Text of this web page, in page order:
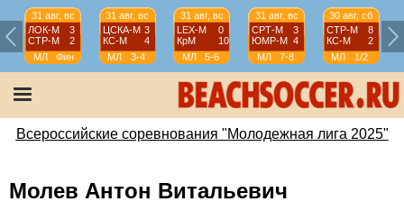
31 авг, вс
ЛОК-М
3
СТР-М
2
МЛ
Фин
31 авг, вс
ЦСКА-М 3
КС-М
4
МЛ
3-4
31 авг, вс
LEX-М
0
КрМ
10
МЛ
5-6
31 авг, вс
СРТ-М
3
ЮМР-М 4
МЛ
7-8
30 авг, сб
СТР-М
8
КС-М
2
МЛ
1/2
Всероссийские соревнования "Молодежная лига 2025"
Молев Антон Витальевич